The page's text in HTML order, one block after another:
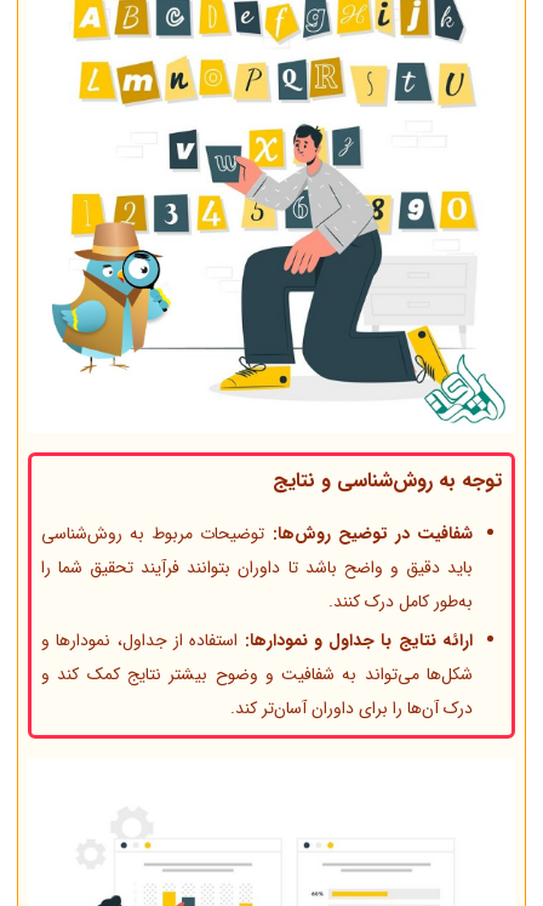
توجه به روش‌شناسی و نتایج
شفافیت در توضیح روش‌ها: توضیحات مربوط به روش‌شناسی
باید دقیق و واضح باشد تا داوران بتوانند فرآیند تحقیق شما را
به‌طور کامل درک کنند.
ارائه نتایج با جداول و نمودارها: استفاده از جداول، نمودارها و
شکل‌ها می‌تواند به شفافیت و وضوح بیشتر نتایج کمک کند و
درک آن‌ها را برای داوران آسان‌تر کند.